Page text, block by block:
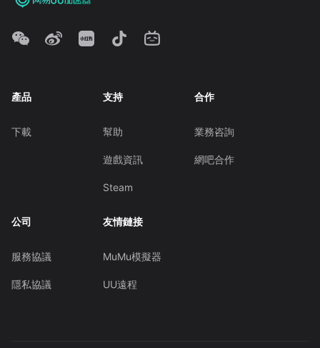
產品
下載
支持
幫助
遊戲資訊
Steam
合作
業務咨詢
網吧合作
公司
服務協議
隱私協議
友情鏈接
MuMu模擬器
UU遠程